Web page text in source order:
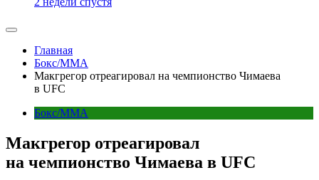
Главная
Бокс/MMA
Макгрегор отреагировал на чемпионство Чимаева
в UFC
Бокс/MMA
Макгрегор отреагировал
на чемпионство Чимаева в UFC